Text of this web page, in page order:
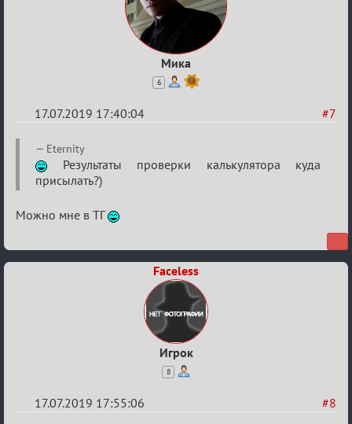
Мика
6
#7
17.07.2019 17:40:04
Re:
Кальк
Eternity
Результаты проверки калькулятора куда
присылать?)
Можно мне в ТГ
Faceless
Игрок
8
#8
17.07.2019 17:55:06